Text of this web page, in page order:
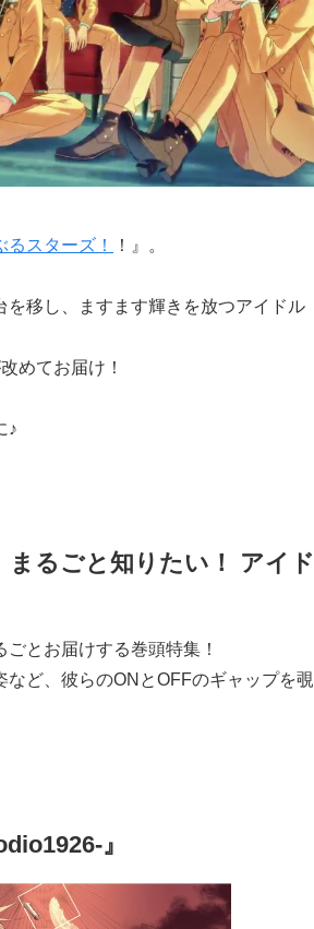
るスターズ！ ！』。
移し、ますます輝きを放つアイドル
めてお届け！
♪
まるごと知りたい！ アイド
とお届けする巻頭特集！
ど、彼らのONとOFFのギャップを覗
』